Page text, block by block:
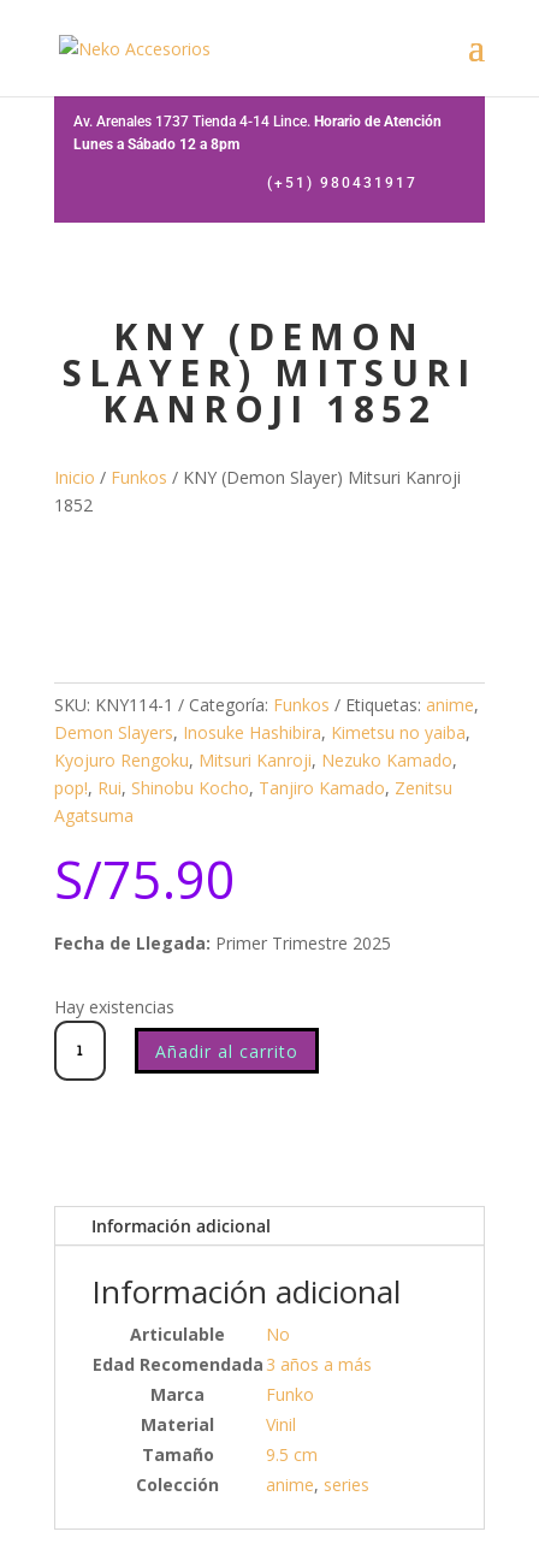
Av. Arenales 1737 Tienda 4-14 Lince. Horario de Atención
Lunes a Sábado 12 a 8pm
(+51) 980431917
KNY (DEMON
SLAYER) MITSURI
KANROJI 1852
Inicio / Funkos / KNY (Demon Slayer) Mitsuri Kanroji
1852
SKU: KNY114-1 Categoría: Funkos Etiquetas: anime,
Demon Slayers, Inosuke Hashibira, Kimetsu no yaiba,
Kyojuro Rengoku, Mitsuri Kanroji, Nezuko Kamado,
pop!, Rui, Shinobu Kocho, Tanjiro Kamado, Zenitsu
Agatsuma
S/75.90
Fecha de Llegada: Primer Trimestre 2025
Hay existencias
KNY
(Demon
Slayer)
Mitsuri
Kanroji
1852
cantidad Añadir al carrito
Información adicional
Información adicional
Articulable
No
Edad Recomendada 3 años a más
Marca
Funko
Material
Vinil
Tamaño
9.5 cm
Colección
anime, series